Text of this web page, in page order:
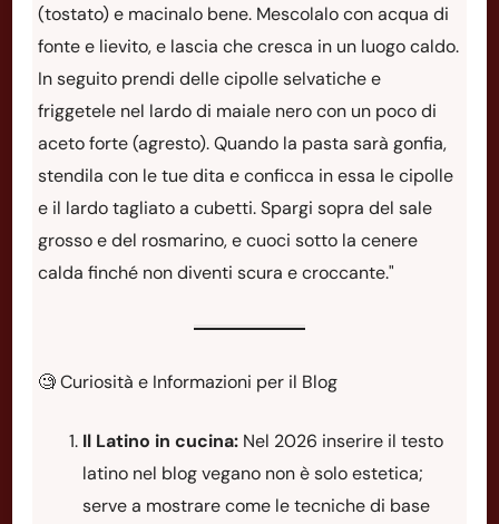
(tostato) e macinalo bene. Mescolalo con acqua di
fonte e lievito, e lascia che cresca in un luogo caldo.
In seguito prendi delle cipolle selvatiche e
friggetele nel lardo di maiale nero con un poco di
aceto forte (agresto). Quando la pasta sarà gonfia,
stendila con le tue dita e conficca in essa le cipolle
e il lardo tagliato a cubetti. Spargi sopra del sale
grosso e del rosmarino, e cuoci sotto la cenere
calda finché non diventi scura e croccante."
🧐 Curiosità e Informazioni per il Blog
Il Latino in cucina: Nel 2026 inserire il testo
latino nel blog vegano non è solo estetica;
serve a mostrare come le tecniche di base